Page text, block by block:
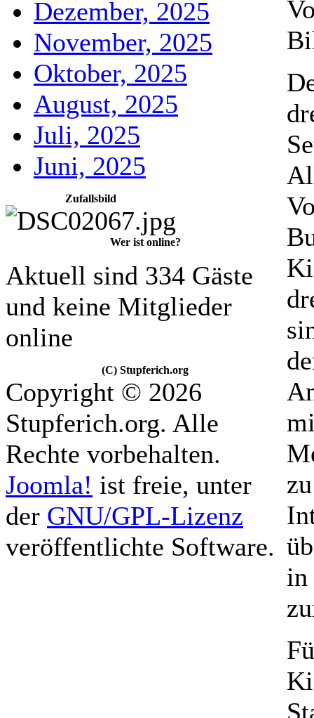
Dezember, 2025
November, 2025
Oktober, 2025
August, 2025
Juli, 2025
Juni, 2025
Zufallsbild
Wer ist online?
Aktuell sind 334 Gäste
und keine Mitglieder
online
(C) Stupferich.org
Copyright © 2026
Stupferich.org. Alle
Rechte vorbehalten.
Joomla! ist freie, unter
der GNU/GPL-Lizenz
veröffentlichte Software.
in